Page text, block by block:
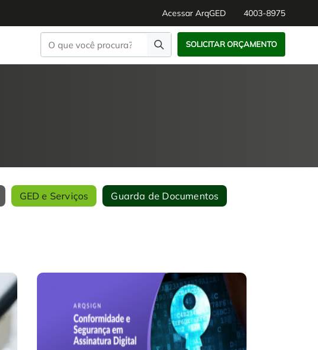
Acessar ArqGED 4003-8975
SOLICITAR ORÇAMENTO
GED e Serviços
Guarda de Documentos